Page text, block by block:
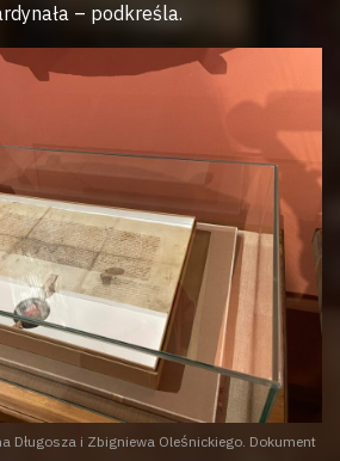
– podkreśla.
Długosza i Zbigniewa Oleśnickiego. Dokument